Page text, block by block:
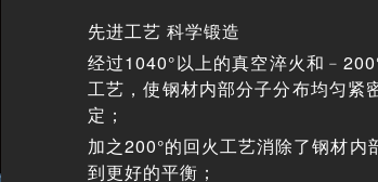
先进工艺 科学锻造
经过1040°以上的真空淬火和
工艺，使钢材内部分子分布均匀紧
定；
加之200°的回火工艺消除了钢材内
到更好的平衡；